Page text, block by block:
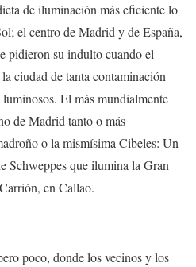
de iluminación más eficiente lo
el centro de Madrid y de España,
pidieron su indulto cuando el
ciudad de tanta contaminación
El más mundialmente
de Madrid tanto o más
o la mismísima Cibeles: Un
Schweppes que ilumina la Gran
en Callao.
poco, donde los vecinos y los